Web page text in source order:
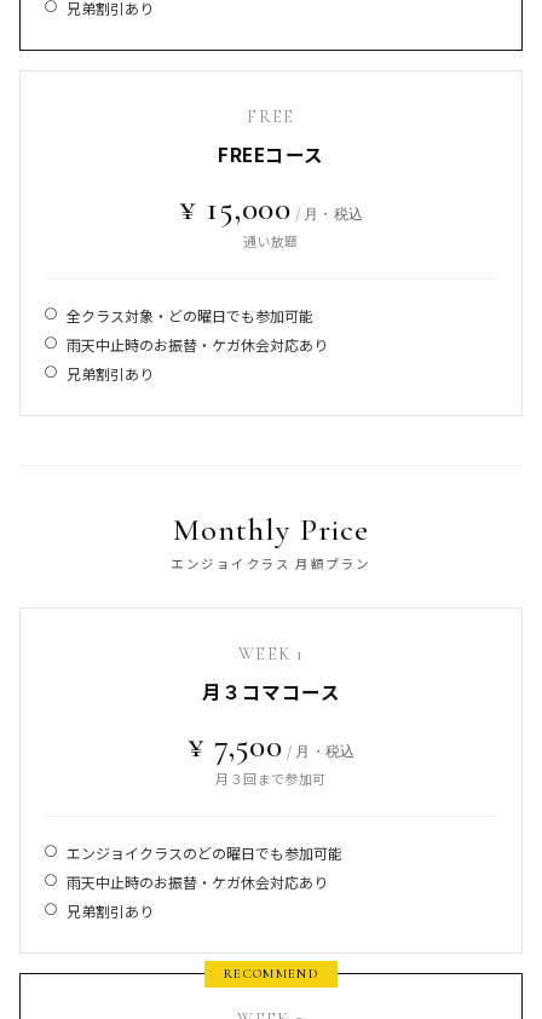
兄弟割引あり
FREE
FREEコース
¥ 15,000 / 月・税込
通い放題
全クラス対象・どの曜日でも参加可能
雨天中止時のお振替・ケガ休会対応あり
兄弟割引あり
Monthly Price
エンジョイクラス 月額プラン
WEEK 1
月３コマコース
¥ 7,500 / 月・税込
月３回まで参加可
エンジョイクラスのどの曜日でも参加可能
雨天中止時のお振替・ケガ休会対応あり
兄弟割引あり